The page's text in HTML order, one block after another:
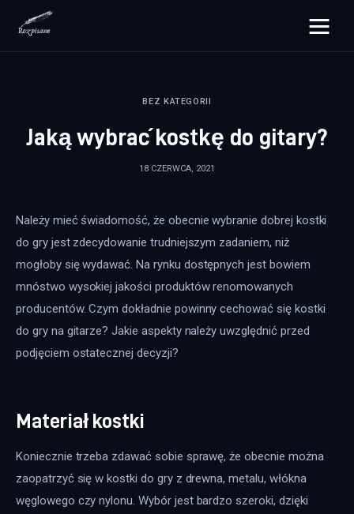
rozpisane.pl
Zdrowie
Dom i ogród
Więcej
BEZ KATEGORII
Jaką wybrać kostkę do gitary?
18 CZERWCA, 2021
Należy mieć świadomość, że obecnie wybranie dobrej kostki
do gry jest zdecydowanie trudniejszym zadaniem, niż
mogłoby się wydawać. Na rynku dostępnych jest bowiem
mnóstwo wysokiej jakości produktów renomowanych
producentów. Czym dokładnie powinny cechować się kostki
do gry na gitarze? Jakie aspekty należy uwzględnić przed
podjęciem ostatecznej decyzji?
Materiał kostki
Koniecznie trzeba zdawać sobie sprawę, że obecnie można
zaopatrzyć się w kostki do gry z drewna, metalu, włókna
węglowego czy nylonu. Wybór jest bardzo szeroki, dzięki